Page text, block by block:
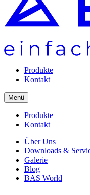
Produkte
Kontakt
Menü
Produkte
Kontakt
Über Uns
Downloads &
Galerie
Blog
BAS World